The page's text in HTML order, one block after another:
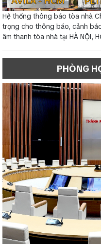
Hệ thống thông báo tòa nhà
trọng cho thông báo, cảnh
âm thanh tòa nhà tại HÀ NỘI,
PHÒNG